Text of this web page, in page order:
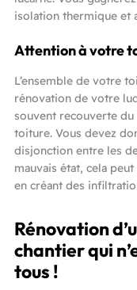
isolation thermique et
Attention à votre
L’ensemble de votre
rénovation de votre
souvent recouverte
toiture. Vous devez
disjonction entre les
mauvais état, cela
en créant des
Rénovation
chantier qui
tous !